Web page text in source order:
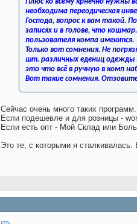
Плюс ко всему крнечно нужны
необходима переодическая
Господа, вопрос к вам такой.
записях и в голове, что
пользователя компа имеются.
Только вот сомнения. Не
шт. различных едениц одежды
это что всё в ручную в комп
Вот такие сомнения.
Сейчас очень много таких программ.
Если подешевле и для розницы -
Если есть опт - Мой Склад или
Это те, с которыми я